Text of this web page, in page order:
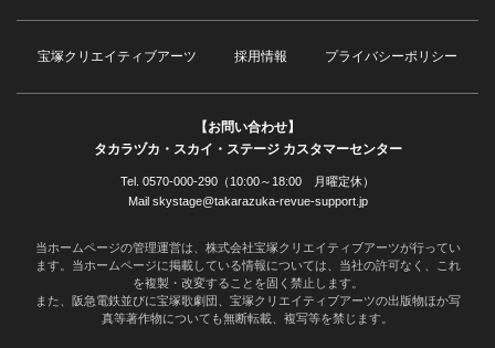
宝塚クリエイティブアーツ 採用情報 プライバシーポリシー
【お問い合わせ】
タカラヅカ・スカイ・ステージ カスタマーセンター
Tel. 0570-000-290（10:00～18:00 月曜定休）
Mail skystage@takarazuka-revue-support.jp
当ホームページの管理運営は、株式会社宝塚クリエイティブアーツが行ってい
ます。当ホームページに掲載している情報については、当社の許可なく、これ
を複製・改変することを固く禁止します。
また、阪急電鉄並びに宝塚歌劇団、宝塚クリエイティブアーツの出版物ほか写
真等著作物についても無断転載、複写等を禁じます。